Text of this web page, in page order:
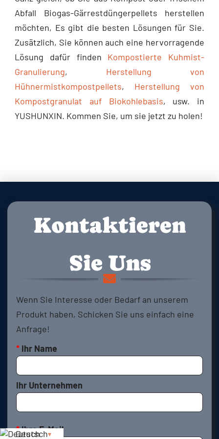
Abfall Biogas-Gärrestdüngerpellets herstellen
möchten, Es gibt die besten Lösungen für Sie.
Zusätzlich, Sie können auch eine hervorragende
Lösung dafür finden Kompostierte Kuhmist-
Granulierung, Herstellung von
Hühnermistkompostpellets, Herstellung von
Kompostgranulat auf Biokohlebasis, usw. in
YUSHUNXIN. Kommen Sie, um sie jetzt zu holen!
Kontaktieren
Sie Uns
Wenn Sie Interesse oder Bedarf an unserem
Produkt haben, Schicken Sie uns einfach eine
Anfrage!
*Ihr Name
Ihr Unternehmen
*Ihre E-Mail
Deutsch